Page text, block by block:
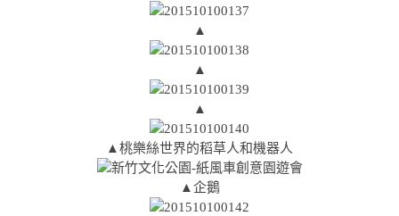
▲
▲
▲
▲桃樂絲世界的稻草人和機器人
▲企鵝